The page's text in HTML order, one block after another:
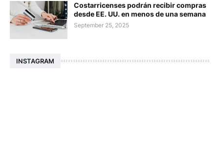
Costarricenses podrán recibir compras
desde EE. UU. en menos de una semana
September 25, 2025
INSTAGRAM